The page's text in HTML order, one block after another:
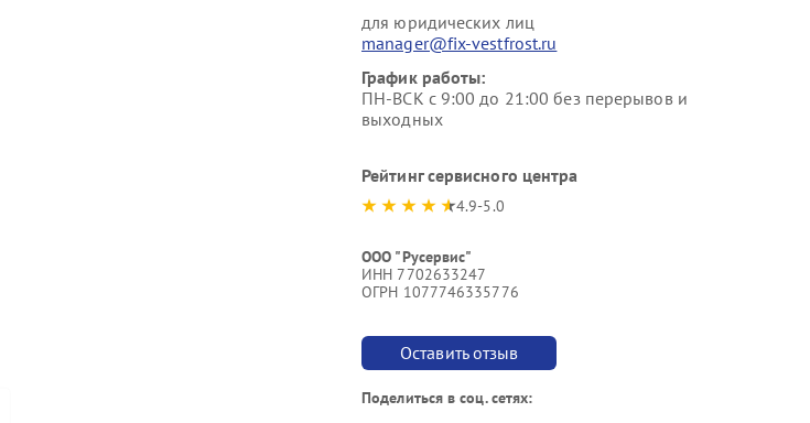
для юридических лиц
manager@fix-vestfrost.ru
График работы:
ПН-ВСК с 9:00 до 21:00 без перерывов и
выходных
Рейтинг сервисного центра
4.9-5.0
ООО "Русервис"
ИНН 7702633247
ОГРН 1077746335776
Оставить отзыв
Поделиться в соц. сетях: